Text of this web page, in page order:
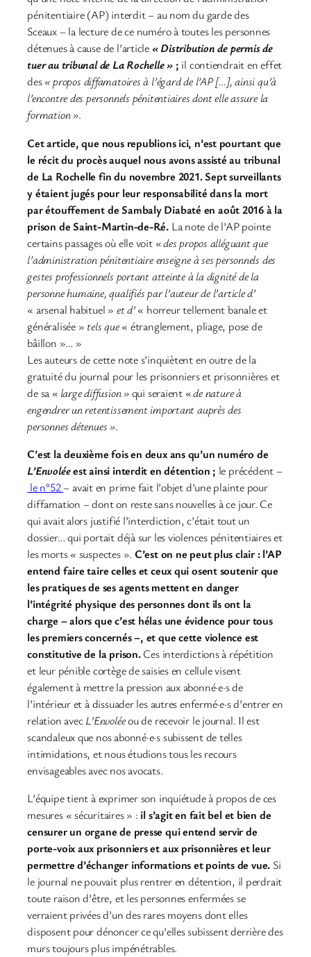
pénitentiaire (AP) interdit – au nom du garde des
Sceaux – la lecture de ce numéro à toutes les personnes
détenues à cause de l’article« Distribution de permis de
tuer au tribunal de La Rochelle » ; il contiendrait en effet
des« propos diffamatoires à l’égard de l’AP […], ainsi qu’à
l’encontre des personnels pénitentiaires dont elle assure la
formation ».
Cet article, que nous republions ici, n’est pourtant que
le récit du procès auquel nous avons assisté au tribunal
de La Rochelle fin du novembre 2021. Sept surveillants
y étaient jugés pour leur responsabilité dans la mort
par étouffement de Sambaly Diabaté en août 2016 à la
prison de Saint-Martin-de-Ré.La note de l’AP pointe
certains passages où elle voit « des propos alléguant que
l’administration pénitentiaire enseigne à ses personnels des
gestes professionnels portant atteinte à la dignité de la
personne humaine, qualifiés par l’auteur de l’article d’
« arsenal habituel » et d’« horreur tellement banale et
généralisée » tels que« étranglement, pliage, pose de
bâillon »… »
Les auteurs de cette note s’inquiètent en outre de la
gratuité du journal pour les prisonniers et prisonnières et
de sa « large diffusion »qui seraient « de nature à
engendrer un retentissement important auprès des
personnes détenues ».
C’est la deuxième fois en deux ans qu’un numéro de
L’Envoléeest ainsi interdit en détention ; le précédent –
le n°52– avait en prime fait l’objet d’une plainte pour
diffamation – dont on reste sans nouvelles à ce jour. Ce
qui avait alors justifié l’interdiction, c’était tout un
dossier… qui portait déjà sur les violences pénitentiaires et
les morts « suspectes ». C’est on ne peut plus clair : l’AP
entend faire taire celles et ceux qui osent soutenir que
les pratiques de ses agents mettent en danger
l’intégrité physique des personnes dont ils ont la
charge – alors que c’est hélas une évidence pour tous
les premiers concernés –, et que cette violence est
constitutive de la prison.Ces interdictions à répétition
et leur pénible cortège de saisies en cellule visent
également à mettre la pression aux abonné·e·s de
l’intérieur et à dissuader les autres enfermé·e·s d’entrer en
relation avecL’Envoléeou de recevoir le journal. Il est
scandaleux que nos abonné·e·s subissent de telles
intimidations, et nous étudions tous les recours
envisageables avec nos avocats.
L’équipe tient à exprimer son inquiétude à propos de ces
mesures « sécuritaires » : il s’agit en fait bel et bien de
censurer un organe de presse qui entend servir de
porte-voix aux prisonniers et aux prisonnières et leur
permettre d’échanger informations et points de vue. Si
le journal ne pouvait plus rentrer en détention, il perdrait
toute raison d’être, et les personnes enfermées se
verraient privées d’un des rares moyens dont elles
disposent pour dénoncer ce qu’elles subissent derrière des
murs toujours plus impénétrables.